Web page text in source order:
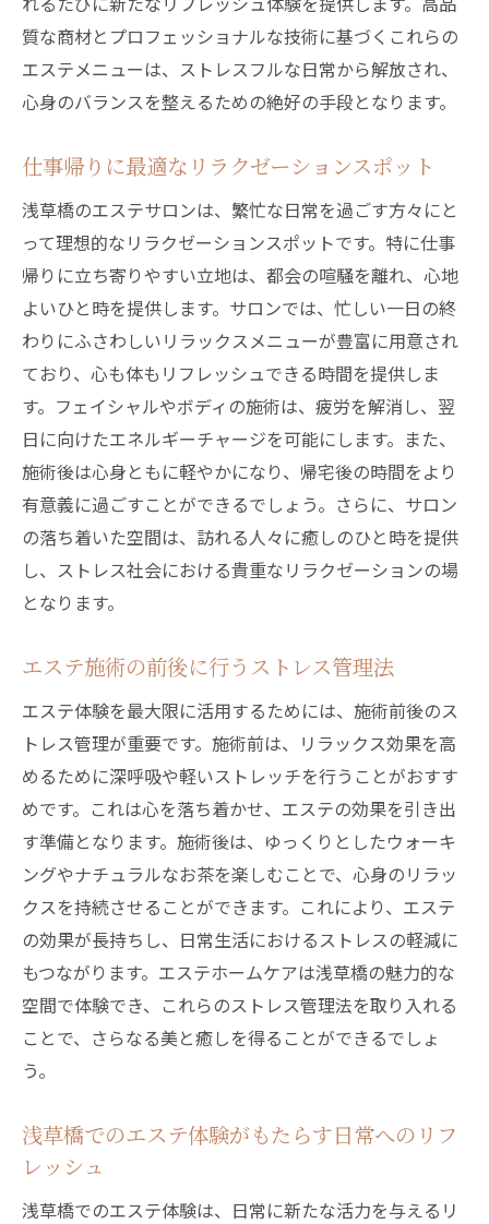
質な商材とプロフェッショナルな技術に基づくこれらの
エステメニューは、ストレスフルな日常から解放され、
心身のバランスを整えるための絶好の手段となります。
仕事帰りに最適なリラクゼーションスポット
浅草橋のエステサロンは、繁忙な日常を過ごす方々にと
って理想的なリラクゼーションスポットです。特に仕事
帰りに立ち寄りやすい立地は、都会の喧騒を離れ、心地
よいひと時を提供します。サロンでは、忙しい一日の終
わりにふさわしいリラックスメニューが豊富に用意され
ており、心も体もリフレッシュできる時間を提供しま
す。フェイシャルやボディの施術は、疲労を解消し、翌
日に向けたエネルギーチャージを可能にします。また、
施術後は心身ともに軽やかになり、帰宅後の時間をより
有意義に過ごすことができるでしょう。さらに、サロン
の落ち着いた空間は、訪れる人々に癒しのひと時を提供
し、ストレス社会における貴重なリラクゼーションの場
となります。
エステ施術の前後に行うストレス管理法
エステ体験を最大限に活用するためには、施術前後のス
トレス管理が重要です。施術前は、リラックス効果を高
めるために深呼吸や軽いストレッチを行うことがおすす
めです。これは心を落ち着かせ、エステの効果を引き出
す準備となります。施術後は、ゆっくりとしたウォーキ
ングやナチュラルなお茶を楽しむことで、心身のリラッ
クスを持続させることができます。これにより、エステ
の効果が長持ちし、日常生活におけるストレスの軽減に
もつながります。エステホームケアは浅草橋の魅力的な
空間で体験でき、これらのストレス管理法を取り入れる
ことで、さらなる美と癒しを得ることができるでしょ
う。
浅草橋でのエステ体験がもたらす日常へのリフ
レッシュ
浅草橋でのエステ体験は、日常に新たな活力を与えるリ